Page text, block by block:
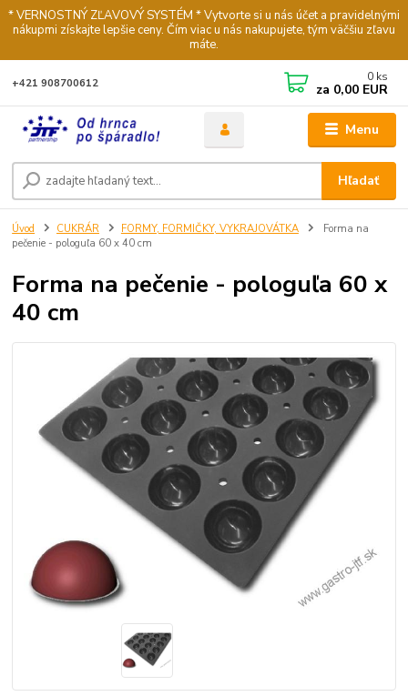
* VERNOSTNÝ ZĽAVOVÝ SYSTÉM * Vytvorte si u nás účet a pravidelnými
nákupmi získajte lepšie ceny. Čím viac u nás nakupujete, tým väčšiu zľavu
máte.
Menu
Hľadať
+421 908700612 0 ks
za 0,00 EUR
Úvod CUKRÁR FORMY, FORMIČKY, VYKRAJOVÁTKA
Forma na
pečenie - pologuľa 60 x 40 cm
Forma na pečenie - pologuľa 60 x
40 cm